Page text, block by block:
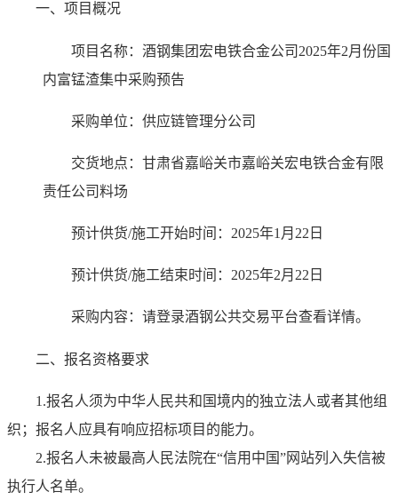
一、项目概况
项目名称： 酒钢集团宏电铁合金公司2025年2月份国
内富锰渣集中采购预告
采购单位： 供应链管理分公司
交货地点： 甘肃省嘉峪关市嘉峪关宏电铁合金有限
责任公司料场
预计供货/施工开始时间： 2025年1月22日
预计供货/施工结束时间： 2025年2月22日
采购内容：请登录酒钢公共交易平台查看详情。
二、报名资格要求
1.报名人须为中华人民共和国境内的独立法人或者其他组
织；报名人应具有响应招标项目的能力。
2.报名人未被最高人民法院在“信用中国”网站列入失信被
执行人名单。